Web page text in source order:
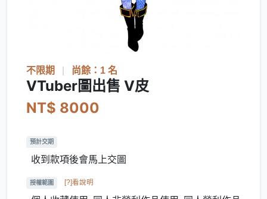
不限期 尚餘：1 名
VTuber圖出售 V皮
NT$ 8000
預計交期
收到款項後會馬上交圖
授權範圍 [?]看說明